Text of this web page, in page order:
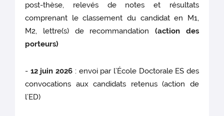
post-thèse, relevés de notes et résultats
comprenant le classement du candidat en M1,
M2, lettre(s) de recommandation(action des
porteurs)
- 12 juin 2026 : envoi par l’École Doctorale ES des
convocations aux candidats retenus (action de
l’ED)